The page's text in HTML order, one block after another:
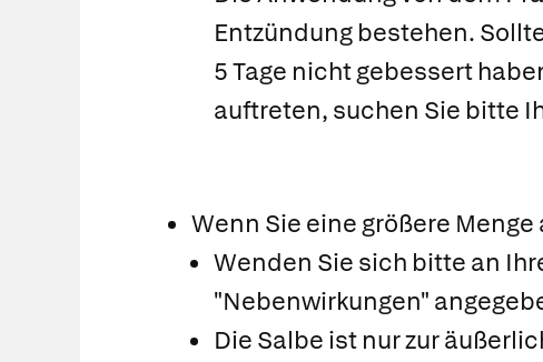
Entzündung bestehen.
5 Tage nicht gebessert
auftreten, suchen Sie bitte
Wenn Sie eine größere
Wenden Sie sich bitte an
"Nebenwirkungen"
Die Salbe ist nur zur